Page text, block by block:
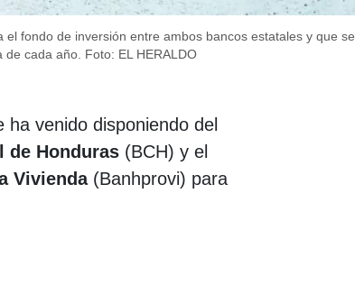
fondo de inversión entre ambos bancos estatales y que se
cada año. Foto: EL HERALDO
ha venido disponiendo del
de Honduras(BCH) y el
Vivienda(Banhprovi) para